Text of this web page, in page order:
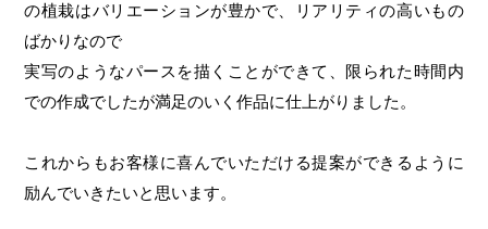
の植栽はバリエーションが豊かで、リアリティの高いもの
ばかりなので
実写のようなパースを描くことができて、限られた時間内
での作成でしたが満足のいく作品に仕上がりました。
これからもお客様に喜んでいただける提案ができるように
励んでいきたいと思います。